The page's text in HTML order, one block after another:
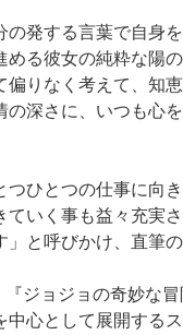
発する言葉で自身
る彼女の純粋な陽
りなく考えて、知
深さに、いつも心
ひとつの仕事に向き
いく事も益々充実
と呼びかけ、直筆の
ジョジョの奇妙な冒
心として展開する